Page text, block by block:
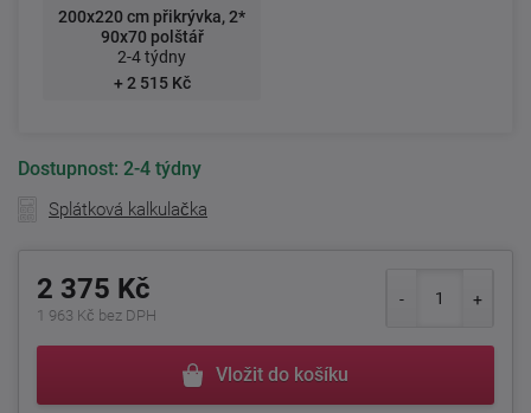
200x220 cm přikrývka, 2*
90x70 polštář
2-4 týdny
+ 2 515 Kč
Dostupnost: 2-4 týdny
Splátková kalkulačka
2 375 Kč
1 963 Kč bez DPH
Vložit do košíku